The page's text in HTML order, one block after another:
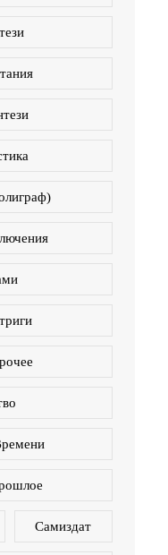
Самиздат